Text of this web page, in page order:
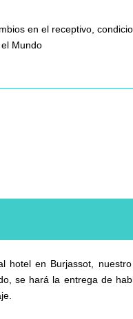
en el receptivo,
Mundo
hotel en Burjassot,
se hará la entrega de